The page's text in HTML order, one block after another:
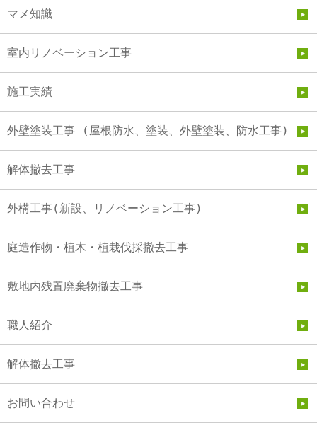
マメ知識
室内リノベーション工事
施工実績
外壁塗装工事 (屋根防水、塗装、外壁塗装、防水工事)
解体撤去工事
外構工事(新設、リノベーション工事)
庭造作物・植木・植栽伐採撤去工事
敷地内残置廃棄物撤去工事
職人紹介
解体撤去工事
お問い合わせ